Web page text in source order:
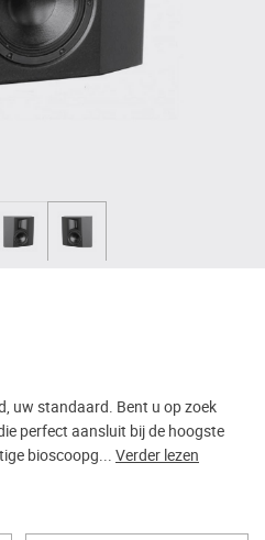
uw standaard. Bent u op zoek
perfect aansluit bij de hoogste
bioscoopg... Verder lezen